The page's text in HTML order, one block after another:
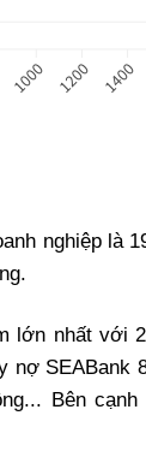
nghiệp là
lớn nhất với
nợ SEABank
Bên